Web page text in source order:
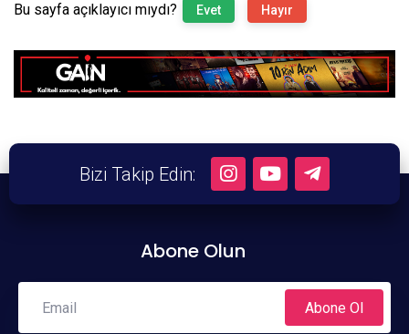
Bu sayfa açıklayıcı mıydı? Evet Hayır
Bizi Takip Edin:
Abone Olun
Abone Ol